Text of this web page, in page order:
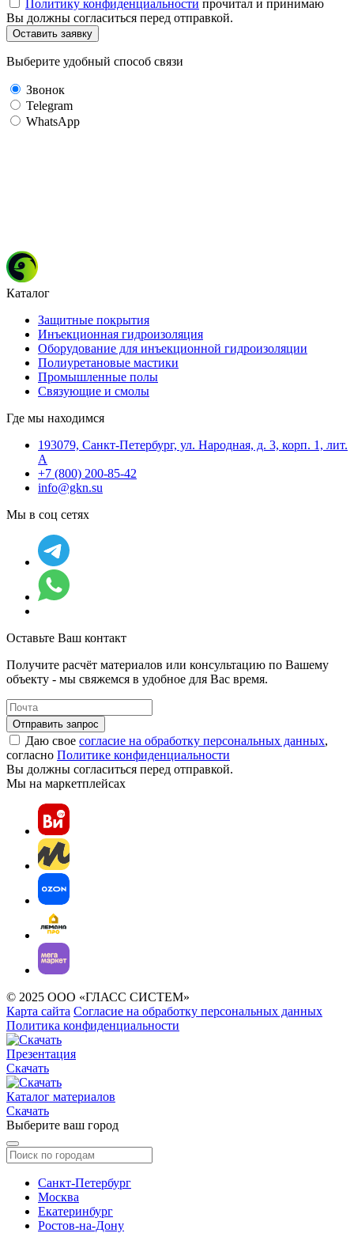
Политику конфиденциальности прочитал и принимаю
Вы должны согласиться перед отправкой.
Оставить заявку
Выберите удобный способ связи
Звонок
Telegram
WhatsApp
Каталог
Защитные покрытия
Инъекционная гидроизоляция
Оборудование для инъекционной гидроизоляции
Полиуретановые мастики
Промышленные полы
Связующие и смолы
Где мы находимся
193079, Санкт-Петербург, ул. Народная, д. 3, корп. 1, лит.
А
+7 (800) 200-85-42
info@gkn.su
Мы в соц сетях
Оставьте Ваш контакт
Получите расчёт материалов или консультацию по Вашему
объекту - мы свяжемся в удобное для Вас время.
Отправить запрос
Даю свое согласие на обработку персональных данных,
согласно Политике конфиденциальности
Вы должны согласиться перед отправкой.
Мы на маркетплейсах
© 2025 ООО «ГЛАСС СИСТЕМ»
Карта сайта Согласие на обработку персональных данных
Политика конфиденциальности
Презентация
Скачать
Каталог материалов
Скачать
Выберите ваш город
Санкт-Петербург
Москва
Екатеринбург
Ростов-на-Дону